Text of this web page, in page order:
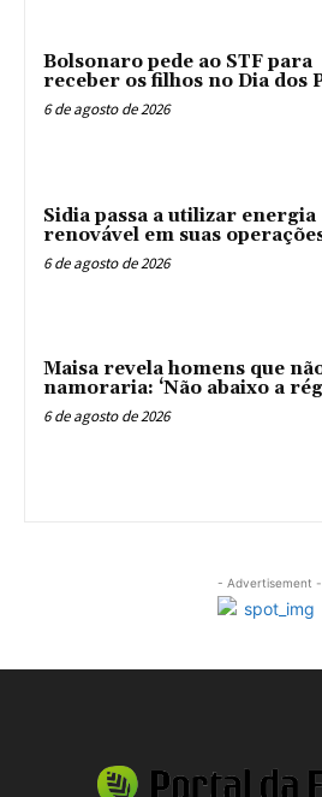
Bolsonaro pede ao STF para
receber os filhos no Dia dos
6 de agosto de 2026
Sidia passa a utilizar energia
renovável em suas
6 de agosto de 2026
Maisa revela homens que
namoraria: ‘Não abaixo a
6 de agosto de 2026
- Advertisement -